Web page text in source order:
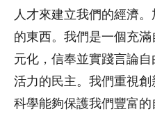
人才來建立我們的經濟
的東西。我們是一個充
元化，信奉並實踐言論
活力的民主。我們重視
科學能夠保護我們豐富的